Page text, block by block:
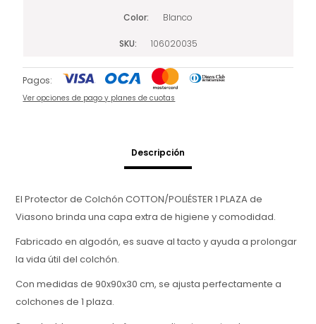
Color Blanco
SKU 106020035
Pagos:
Ver opciones de pago y planes de cuotas
Descripción
El Protector de Colchón COTTON/POLIÉSTER 1 PLAZA de
Viasono brinda una capa extra de higiene y comodidad.
Fabricado en algodón, es suave al tacto y ayuda a prolongar
la vida útil del colchón.
Con medidas de 90x90x30 cm, se ajusta perfectamente a
colchones de 1 plaza.